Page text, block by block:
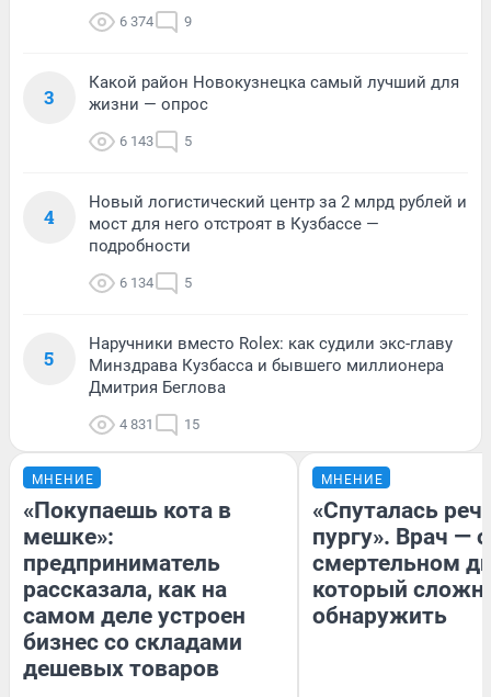
6 374 9
3
Какой район Новокузнецка самый лучший для
жизни — опрос
6 143 5
4
Новый логистический центр за 2 млрд рублей и
мост для него отстроят в Кузбассе —
подробности
6 134 5
5
Наручники вместо Rolex: как судили экс-главу
Минздрава Кузбасса и бывшего миллионера
Дмитрия Беглова
4 831 15
МНЕНИЕ
«Покупаешь кота в
мешке»:
предприниматель
рассказала, как на
самом деле устроен
бизнес со складами
дешевых товаров
МНЕНИЕ
«Спуталась
пургу». Врач — о
смертельном
который
обнаружить